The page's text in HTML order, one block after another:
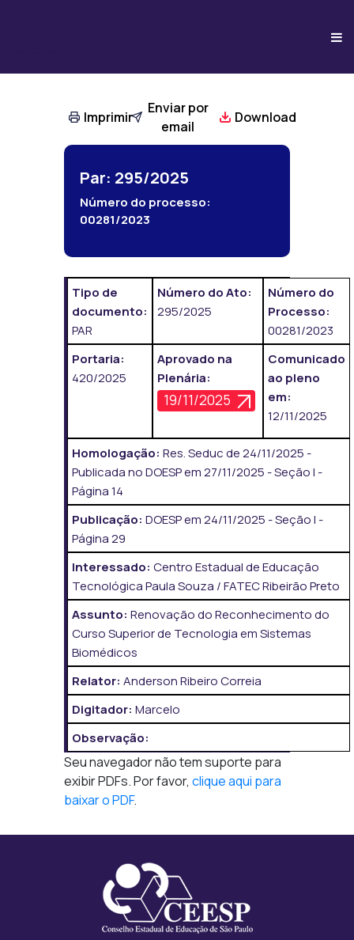
Imprimir
Enviar por
email
Download
Par: 295/2025
Número do processo:
00281/2023
Tipo de
documento:
PAR
Número do Ato:
295/2025
Número do
Processo:
00281/2023
Portaria:
420/2025
Aprovado na
Plenária:
19/11/2025
Comunicado
ao pleno
em:
12/11/2025
Homologação: Res. Seduc de 24/11/2025 -
Publicada no DOESP em 27/11/2025 - Seção I -
Página 14
Publicação: DOESP em 24/11/2025 - Seção I -
Página 29
Interessado: Centro Estadual de Educação
Tecnológica Paula Souza / FATEC Ribeirão Preto
Assunto: Renovação do Reconhecimento do
Curso Superior de Tecnologia em Sistemas
Biomédicos
Relator: Anderson Ribeiro Correia
Digitador: Marcelo
Observação:
Seu navegador não tem suporte para
exibir PDFs. Por favor, clique aqui para
baixar o PDF.